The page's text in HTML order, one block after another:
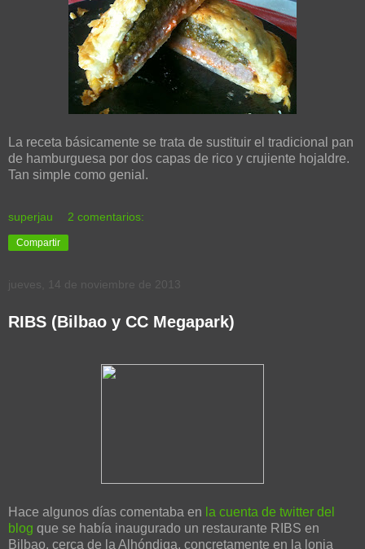
La receta básicamente se trata de sustituir el tradicional pan
de hamburguesa por dos capas de rico y crujiente hojaldre.
Tan simple como genial.
superjau 2 comentarios:
Compartir
jueves, 14 de noviembre de 2013
RIBS (Bilbao y CC Megapark)
Hace algunos días comentaba en la cuenta de twitter del
blog que se había inaugurado un restaurante RIBS en
Bilbao, cerca de la Alhóndiga, concretamente en la lonja